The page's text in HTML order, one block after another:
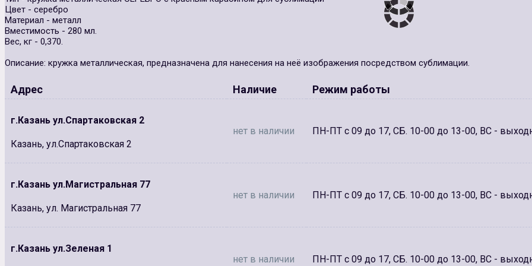
Цвет - серебро
Материал - металл
Вместимость - 280 мл.
Вес, кг - 0,370.
Описание: кружка металлическая, предназначена для нанесения на неё изображения посредством сублимации.
Адрес Наличие Режим работы
г.Казань ул.Спартаковская 2
Казань, ул.Спартаковская 2
нет в наличии ПН-ПТ с 09 до 17, СБ. 10-00 до 13-00, ВС -
г.Казань ул.Магистральная 77
Казань, ул. Магистральная 77
нет в наличии ПН-ПТ с 09 до 17, СБ. 10-00 до 13-00, ВС -
г.Казань ул.Зеленая 1
нет в наличии
ПН-ПТ с 09 до 17, СБ. 10-00 до 13-00, ВС -